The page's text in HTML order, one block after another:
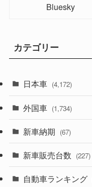
Bluesky
カテゴリー
日本車 (4,172)
(1,321)
(329)
(525)
外国車 (1,734)
(242)
新車納期 (67)
(28)
(8)
新車販売台数 (227)
自動車ランキング